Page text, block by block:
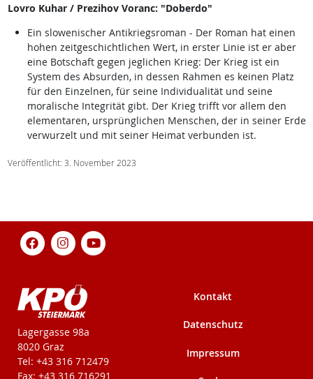
Lovro Kuhar / Prezihov Voranc: "Doberdo"
Ein slowenischer Antikriegsroman - Der Roman hat einen
hohen zeitgeschichtlichen Wert, in erster Linie ist er aber
eine Botschaft gegen jeglichen Krieg: Der Krieg ist ein
System des Absurden, in dessen Rahmen es keinen Platz
für den Einzelnen, für seine Individualität und seine
moralische Integrität gibt. Der Krieg trifft vor allem den
elementaren, ursprünglichen Menschen, der in seiner Erde
verwurzelt und mit seiner Heimat verbunden ist.
Veröffentlicht: 3. November 2023
KPÖ-Steiermark
Lagergasse 98a
8020 Graz
Tel: +43 316 712479
Fax: +43 316 716291
Kontakt
Datenschutz
Impressum